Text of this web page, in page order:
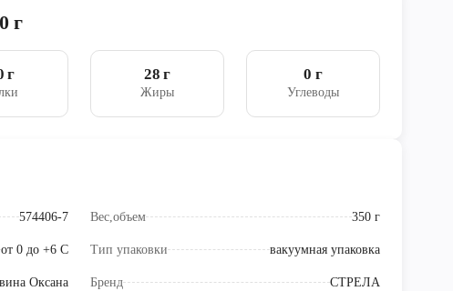
г
г 28 г
Жиры
0 г
Углеводы
574406-7 Вес,объем 350 г
от 0 до +6 С Тип упаковки вакуумная упаковка
Оксана
Бренд СТРЕЛА